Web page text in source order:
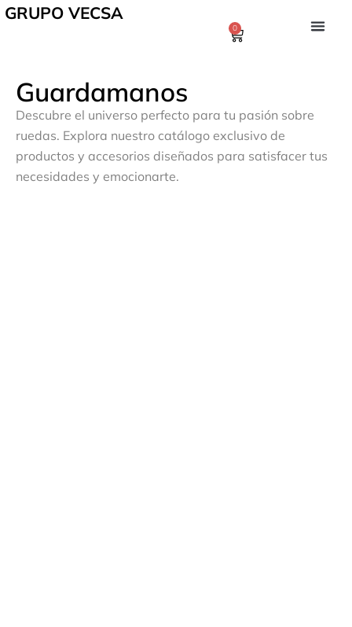
GRUPO VECSA
0
Guardamanos
Descubre el universo perfecto para tu pasión sobre
ruedas. Explora nuestro catálogo exclusivo de
productos y accesorios diseñados para satisfacer tus
necesidades y emocionarte.